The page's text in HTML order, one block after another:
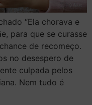
“Ela chorava e
para que se curasse
de recomeço.
no desespero de
culpada pelos
Nem tudo é